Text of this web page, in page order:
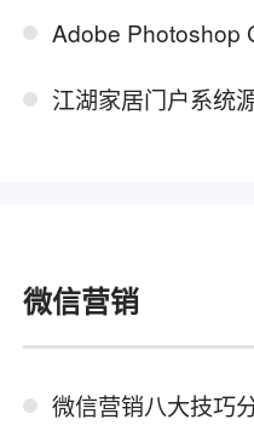
Adobe Photoshop
江湖家居门户系统源
微信营销
微信营销八大技巧